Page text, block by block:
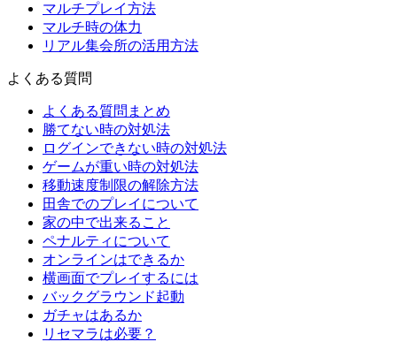
マルチプレイ方法
マルチ時の体力
リアル集会所の活用方法
よくある質問
よくある質問まとめ
勝てない時の対処法
ログインできない時の対処法
ゲームが重い時の対処法
移動速度制限の解除方法
田舎でのプレイについて
家の中で出来ること
ペナルティについて
オンラインはできるか
横画面でプレイするには
バックグラウンド起動
ガチャはあるか
リセマラは必要？